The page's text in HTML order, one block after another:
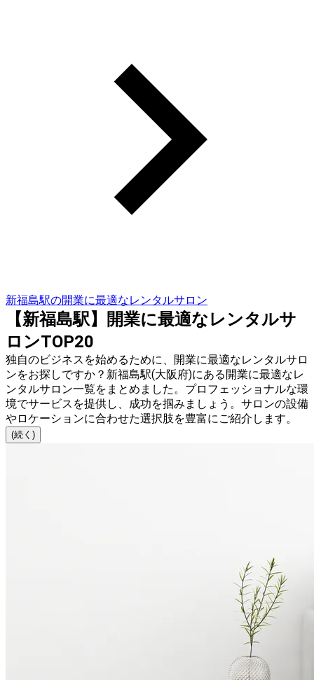
新福島駅の開業に最適なレンタルサロン
【新福島駅】開業に最適なレンタルサ
ロンTOP20
独自のビジネスを始めるために、開業に最適なレンタルサロ
ンをお探しですか？新福島駅(大阪府)にある開業に最適なレ
ンタルサロン一覧をまとめました。プロフェッショナルな環
境でサービスを提供し、成功を掴みましょう。サロンの設備
やロケーションに合わせた選択肢を豊富にご紹介します。
(続く)